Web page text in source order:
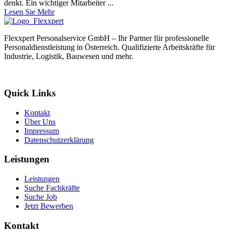
denkt. Ein wichtiger Mitarbeiter ...
Lesen Sie Mehr
Flexxpert Personalservice GmbH – Ihr Partner für professionelle
Personaldienstleistung in Österreich. Qualifizierte Arbeitskräfte für
Industrie, Logistik, Bauwesen und mehr.
Quick Links
Kontakt
Über Uns
Impressum
Datenschutzerklärung
Leistungen
Leistungen
Suche Fachkräfte
Suche Job
Jetzt Bewerben
Kontakt